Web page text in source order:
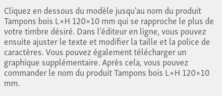
Cliquez en dessous du modèle jusqu'au nom du produit
Tampons bois L×H 120×10 mm qui se rapproche le plus de
votre timbre désiré. Dans l'éditeur en ligne, vous pouvez
ensuite ajuster le texte et modifier la taille et la police de
caractères. Vous pouvez également télécharger un
graphique supplémentaire. Après cela, vous pouvez
commander le nom du produit Tampons bois L×H 120×10
mm.